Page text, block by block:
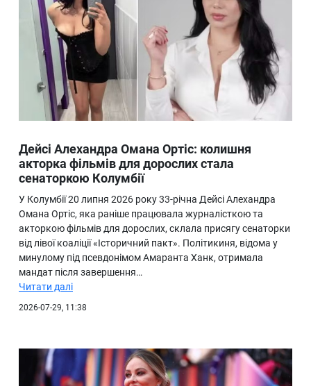
Дейсі Алехандра Омана Ортіс: колишня
акторка фільмів для дорослих стала
сенаторкою Колумбії
У Колумбії 20 липня 2026 року 33-річна Дейсі Алехандра
Омана Ортіс, яка раніше працювала журналісткою та
акторкою фільмів для дорослих, склала присягу сенаторки
від лівої коаліції «Історичний пакт». Політикиня, відома у
минулому під псевдонімом Амаранта Ханк, отримала
мандат після завершення…
Читати далі
2026-07-29, 11:38